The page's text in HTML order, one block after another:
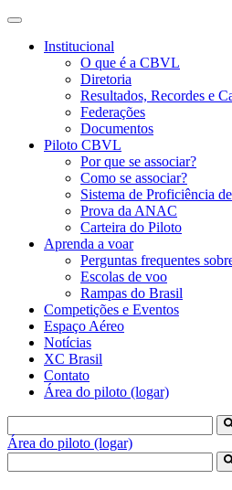
Institucional
O que é a CBVL
Diretoria
Resultados, Recordes e
Federações
Documentos
Piloto CBVL
Por que se associar?
Como se associar?
Sistema de Proficiência
Prova da ANAC
Carteira do Piloto
Aprenda a voar
Perguntas frequentes
Escolas de voo
Rampas do Brasil
Competições e Eventos
Espaço Aéreo
Notícias
XC Brasil
Contato
Área do piloto (logar)
Área do piloto (logar)